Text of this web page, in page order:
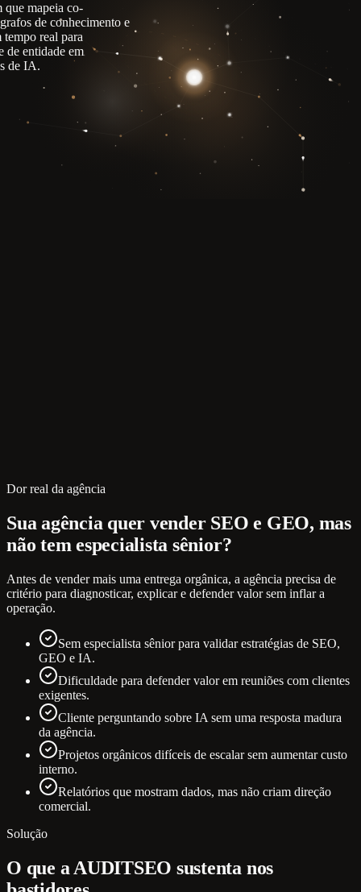
que mapeia co-
de conhecimento e
real para
de entidade em
de IA.
Dor real da agência
Sua agência quer vender SEO e GEO, mas
não tem especialista sênior?
Antes de vender mais uma entrega orgânica, a agência precisa de
critério para diagnosticar, explicar e defender valor sem inflar a
operação.
Sem especialista sênior para validar estratégias de SEO,
GEO e IA.
Dificuldade para defender valor em reuniões com clientes
exigentes.
Cliente perguntando sobre IA sem uma resposta madura
da agência.
Projetos orgânicos difíceis de escalar sem aumentar custo
interno.
Relatórios que mostram dados, mas não criam direção
comercial.
Solução
O que a AUDITSEO sustenta nos